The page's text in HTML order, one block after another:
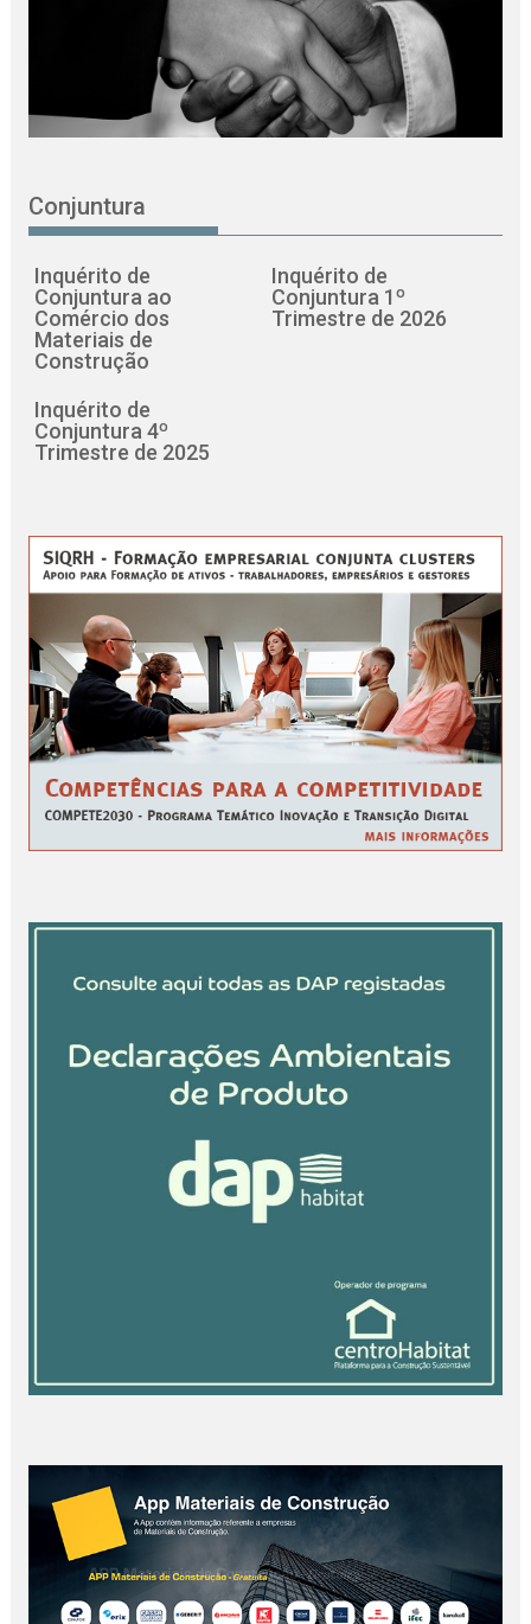
Conjuntura
Inquérito de
Conjuntura ao
Comércio dos
Materiais de
Construção
Inquérito de
Conjuntura 1º
Trimestre de 2026
Inquérito de
Conjuntura 4º
Trimestre de 2025